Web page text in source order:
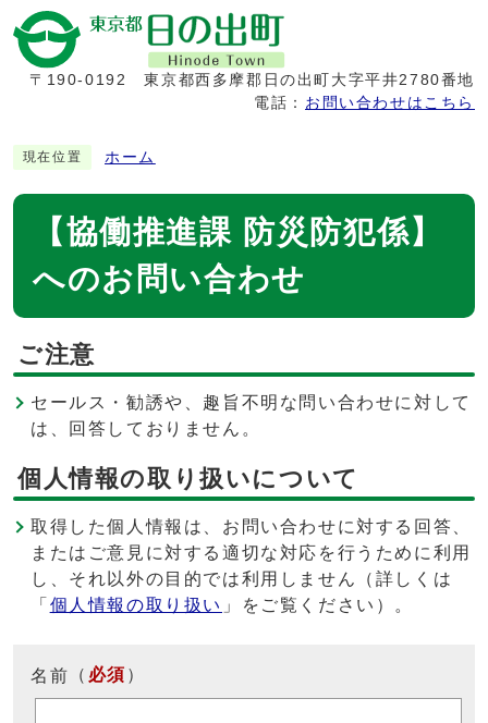
〒190-0192
東京都西多摩郡日の出町大字平井2780番地
電話： お問い合わせはこちら
現在位置 ホーム
【協働推進課 防災防犯係】
へのお問い合わせ
ご注意
セールス・勧誘や、趣旨不明な問い合わせに対して
は、回答しておりません。
個人情報の取り扱いについて
取得した個人情報は、お問い合わせに対する回答、
またはご意見に対する適切な対応を行うために利用
し、それ以外の目的では利用しません（詳しくは
「 個人情報の取り扱い 」をご覧ください）。
名前 （ 必須 ）